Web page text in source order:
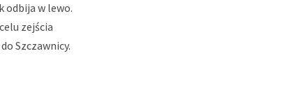
odbija w lewo.
zejścia
Szczawnicy.